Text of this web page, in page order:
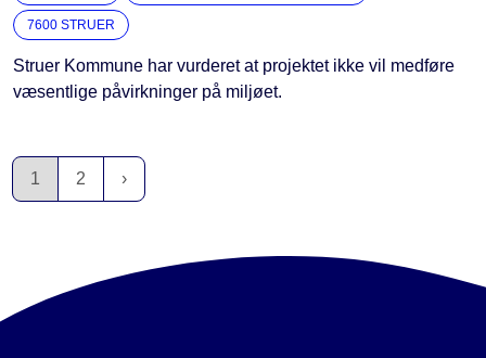
7600 STRUER
Struer Kommune har vurderet at projektet ikke vil medføre
væsentlige påvirkninger på miljøet.
1 2